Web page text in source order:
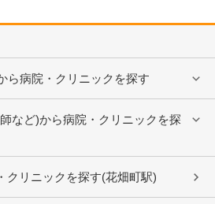
ら病院・クリニックを探す
など)から病院・クリニックを探
クリニックを探す(花畑町駅)